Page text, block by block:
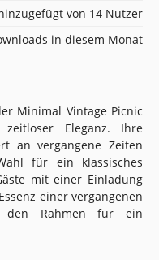
von 14 Nutzer
in diesem Monat
Minimal Vintage Picnic
zeitloser Eleganz. Ihre
an vergangene Zeiten
für ein klassisches
mit einer Einladung
einer vergangenen
den Rahmen für ein